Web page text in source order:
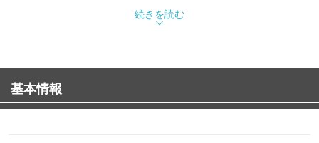
店内には4台のモニターを設置し、スポーツ観戦も楽しめ
意。アットホームな当店で心温まるひと時をお過ごしくだ
さい。
事前のご予約をおすすめいたします。
続きを読む
基本情報